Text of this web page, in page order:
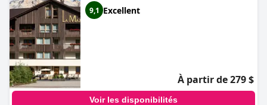
9,1 Excellent
À partir de 279 $
Voir les disponibilités